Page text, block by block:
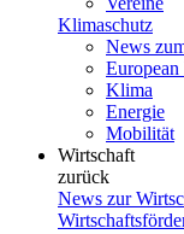
Klimaschutz
News
Klima
Energie
Mobilität
Wirtschaft
zurück
News zur